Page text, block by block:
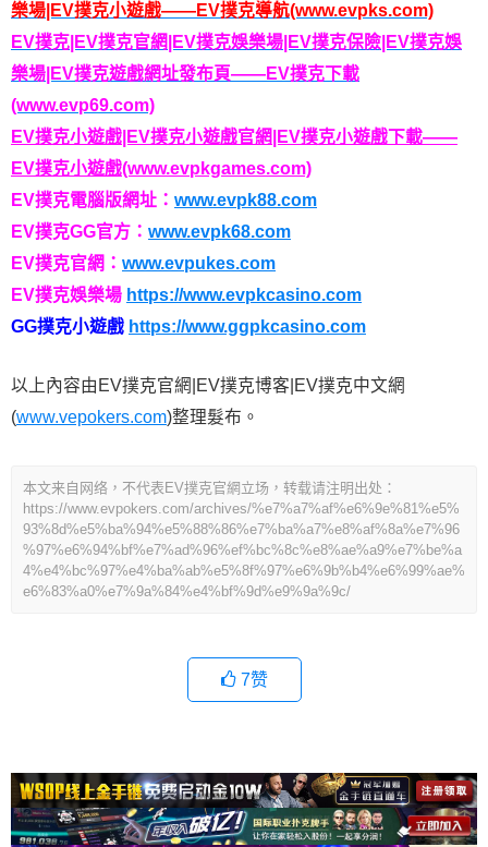
樂場|EV撲克小遊戲——EV撲克導航(www.evpks.com)
EV撲克|EV撲克官網|EV撲克娛樂場|EV撲克保險|EV撲克娛
樂場|EV撲克遊戲網址發布頁——EV撲克下載
(www.evp69.com)
EV撲克小遊戲|EV撲克小遊戲官網|EV撲克小遊戲下載——
EV撲克小遊戲(www.evpkgames.com)
EV撲克電腦版網址： www.evpk88.com
EV撲克GG官方： www.evpk68.com
EV撲克官網： www.evpukes.com
EV撲克娛樂場 https://www.evpkcasino.com
GG撲克小遊戲 https://www.ggpkcasino.com
以上內容由EV撲克官網|EV撲克博客|EV撲克中文網
(www.vepokers.com)整理髮布。
本文来自网络，不代表EV撲克官網立场，转载请注明出处：
https://www.evpokers.com/archives/%e7%a7%af%e6%9e%81%e5%
93%8d%e5%ba%94%e5%88%86%e7%ba%a7%e8%af%8a%e7%96
%97%e6%94%bf%e7%ad%96%ef%bc%8c%e8%ae%a9%e7%be%a
4%e4%bc%97%e4%ba%ab%e5%8f%97%e6%9b%b4%e6%99%ae%
e6%83%a0%e7%9a%84%e4%bf%9d%e9%9a%9c/
7赞